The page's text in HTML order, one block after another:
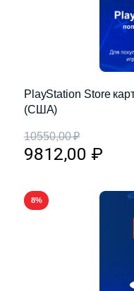
PlayStation Store
(США)
10550,00₽
9812,00 ₽
8%